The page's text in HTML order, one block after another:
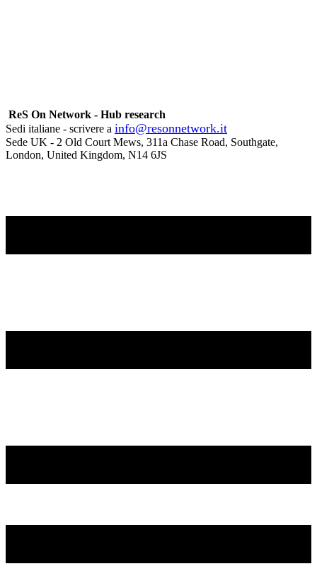
ReS On Network - Hub research
Sedi italiane - scrivere a info@resonnetwork.it
Sede UK - ​2 Old Court Mews, 311a Chase Road, Southgate,
London, United Kingdom, N14 6JS